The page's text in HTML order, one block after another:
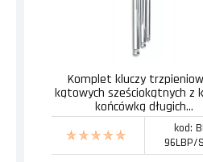
Komplet kluczy
kątowych sześciokątnych z
końcówką długich...
kod:
96LBP/